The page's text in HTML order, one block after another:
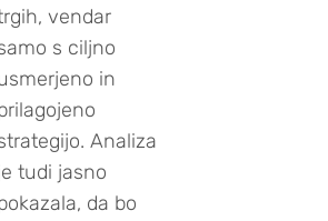
vendar
s ciljno
in
Analiza
tudi jasno
da bo